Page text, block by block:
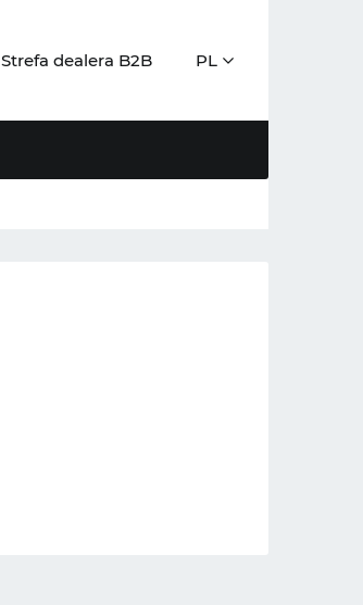
Strefa dealera B2B PL